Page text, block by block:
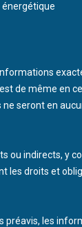
énergétique
de même en
seront en
indirects, y
droits et
les